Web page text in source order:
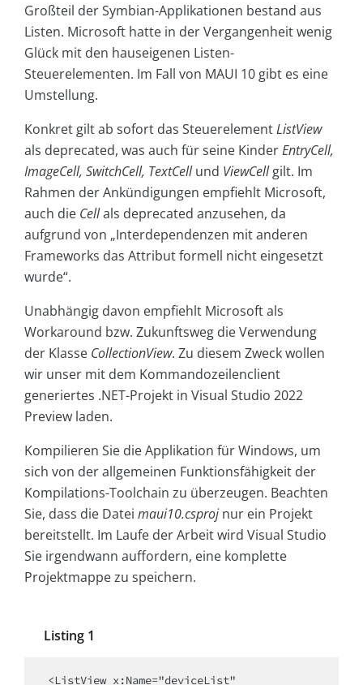
Großteil der Symbian-Applikationen bestand aus
Listen. Microsoft hatte in der Vergangenheit wenig
Glück mit den hauseigenen Listen-
Steuerelementen. Im Fall von MAUI 10 gibt es eine
Umstellung.
Konkret gilt ab sofort das SteuerelementListView
als deprecated, was auch für seine KinderEntryCell,
ImageCell, SwitchCell, TextCellund ViewCellgilt. Im
Rahmen der Ankündigungen empfiehlt Microsoft,
auch die Cellals deprecated anzusehen, da
aufgrund von „Interdependenzen mit anderen
Frameworks das Attribut formell nicht eingesetzt
wurde“.
Unabhängig davon empfiehlt Microsoft als
Workaround bzw. Zukunftsweg die Verwendung
der Klasse CollectionView. Zu diesem Zweck wollen
wir unser mit dem Kommandozeilenclient
generiertes .NET-Projekt in Visual Studio 2022
Preview laden.
Kompilieren Sie die Applikation für Windows, um
sich von der allgemeinen Funktionsfähigkeit der
Kompilations-Toolchain zu überzeugen. Beachten
Sie, dass die Datei maui10.csproj nur ein Projekt
bereitstellt. Im Laufe der Arbeit wird Visual Studio
Sie irgendwann auffordern, eine komplette
Projektmappe zu speichern.
Listing 1
<ListView x:Name="deviceList"